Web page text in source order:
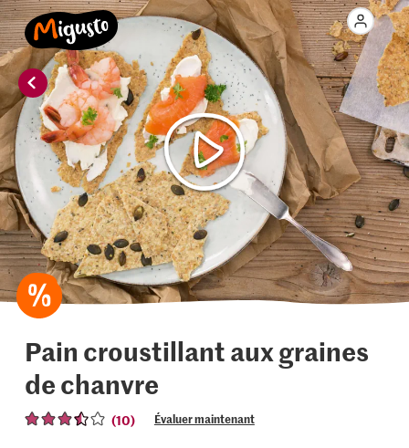
Pain croustillant aux graines
de chanvre
(10) Évaluer maintenant